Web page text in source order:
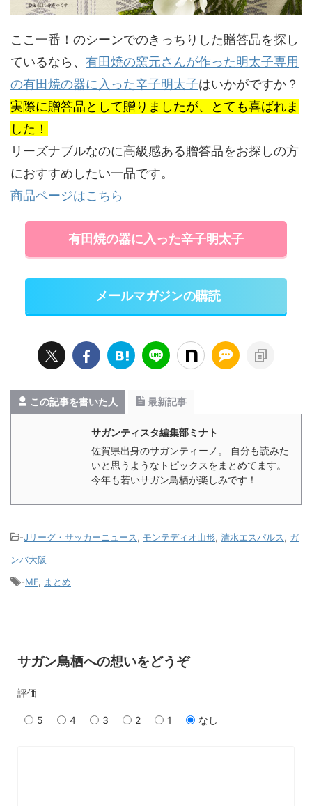
ここ一番！のシーンでのきっちりした贈答品を探し
ているなら、 有田焼の窯元さんが作った明太子専用
の有田焼の器に入った辛子明太子はいかがですか？
実際に贈答品として贈りましたが、とても喜ばれま
した！
リーズナブルなのに高級感ある贈答品をお探しの方
におすすめしたい一品です。
商品ページはこちら
有田焼の器に入った辛子明太子
メールマガジンの購読
この記事を書いた人 最新記事
サガンティスタ編集部ミナト
佐賀県出身のサガンティーノ。 自分も読みた
いと思うようなトピックスをまとめてます。
今年も若いサガン鳥栖が楽しみです！
-Jリーグ・サッカーニュース モンテディオ山形 清水エスパルス
ガ
ンバ大阪
-MF まとめ
サガン鳥栖への想いをどうぞ
評価
5 4 3 2 1 なし